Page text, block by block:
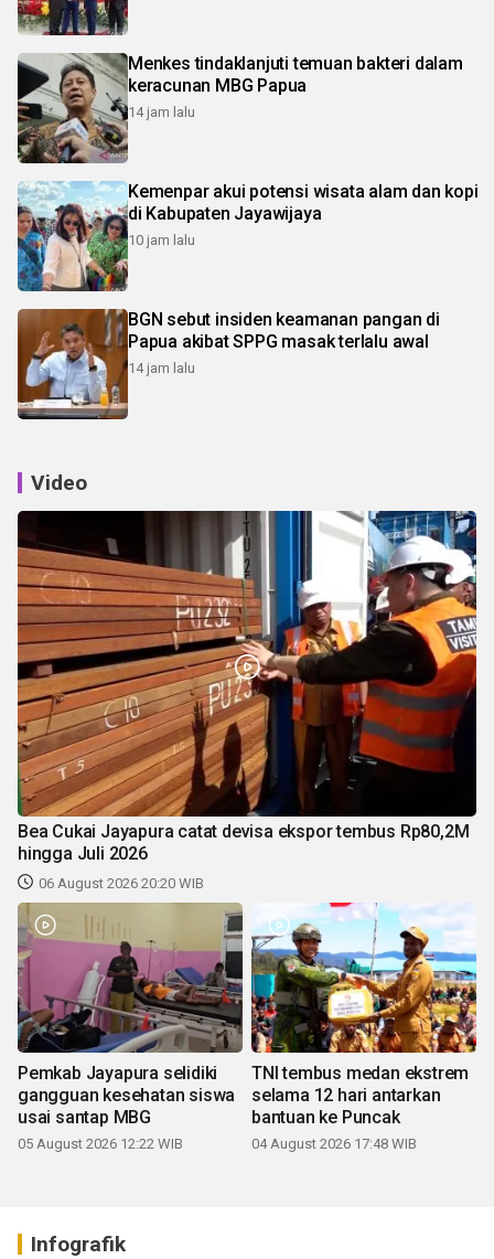
Menkes tindaklanjuti temuan bakteri dalam
keracunan MBG Papua
14 jam lalu
Kemenpar akui potensi wisata alam dan kopi
di Kabupaten Jayawijaya
10 jam lalu
BGN sebut insiden keamanan pangan di
Papua akibat SPPG masak terlalu awal
14 jam lalu
Video
Bea Cukai Jayapura catat devisa ekspor tembus Rp80,2M
hingga Juli 2026
06 August 2026 20:20 WIB
Pemkab Jayapura selidiki
gangguan kesehatan siswa
usai santap MBG
05 August 2026 12:22 WIB
TNI tembus medan ekstrem
selama 12 hari antarkan
bantuan ke Puncak
04 August 2026 17:48 WIB
Infografik